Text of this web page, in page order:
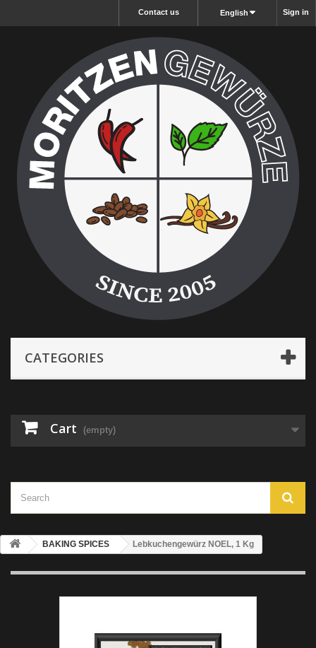
Sign in
English
Contact us
CATEGORIES
Cart (empty)
BAKING SPICES Lebkuchengewürz NOEL, 1 Kg